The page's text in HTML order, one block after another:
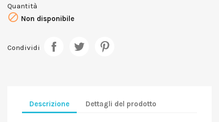
Quantità
 Non disponibile
Condividi
Descrizione Dettagli del prodotto